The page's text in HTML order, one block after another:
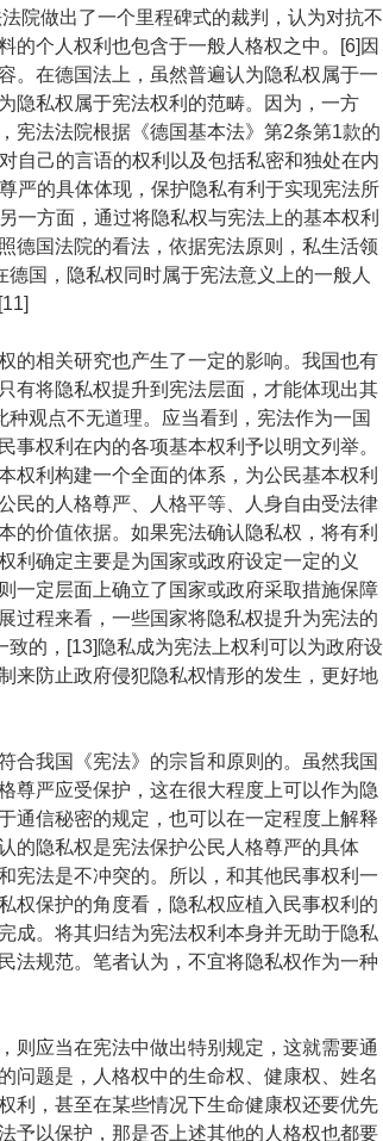
院做出了一个里程碑式的裁判，认为对抗不
的个人权利也包含于一般人格权之中。[6]因
。在德国法上，虽然普遍认为隐私权属于一
隐私权属于宪法权利的范畴。因为，一方
宪法法院根据《德国基本法》第2条第1款的
自己的言语的权利以及包括私密和独处在内
严的具体体现，保护隐私有利于实现宪法所
一方面，通过将隐私权与宪法上的基本权利
德国法院的看法，依据宪法原则，私生活领
国，隐私权同时属于宪法意义上的一般人
相关研究也产生了一定的影响。我国也有
有将隐私权提升到宪法层面，才能体现出其
观点不无道理。应当看到，宪法作为一国
事权利在内的各项基本权利予以明文列举。
权利构建一个全面的体系，为公民基本权利
民的人格尊严、人格平等、人身自由受法律
的价值依据。如果宪法确认隐私权，将有利
利确定主要是为国家或政府设定一定的义
一定层面上确立了国家或政府采取措施保障
过程来看，一些国家将隐私权提升为宪法的
致的，[13]隐私成为宪法上权利可以为政府设
来防止政府侵犯隐私权情形的发生，更好地
我国《宪法》的宗旨和原则的。虽然我国
尊严应受保护，这在很大程度上可以作为隐
通信秘密的规定，也可以在一定程度上解释
的隐私权是宪法保护公民人格尊严的具体
宪法是不冲突的。所以，和其他民事权利一
权保护的角度看，隐私权应植入民事权利的
成。将其归结为宪法权利本身并无助于隐私
法规范。笔者认为，不宜将隐私权作为一种
应当在宪法中做出特别规定，这就需要通
问题是，人格权中的生命权、健康权、姓名
利，甚至在某些情况下生命健康权还要优先
予以保护，那是否上述其他的人格权也都要